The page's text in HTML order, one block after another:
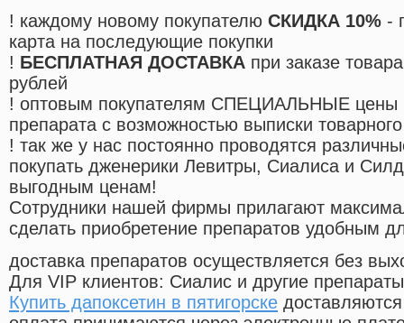
! каждому новому покупателю СКИДКА 10% -
карта на последующие покупки
! БЕСПЛАТНАЯ ДОСТАВКА при заказе
рублей
! оптовым покупателям СПЕЦИАЛЬНЫЕ цены
препарата с возможностью выписки
! так же у нас постоянно проводятся
покупать дженерики Левитры, Сиалиса и
выгодным ценам!
Cотрудники нашей фирмы прилагают
сделать приобретение препаратов удобным
доставка препаратов осуществляется без
Для VIP клиентов: Сиалис и другие
Купить дапоксетин в пятигорске доставляются